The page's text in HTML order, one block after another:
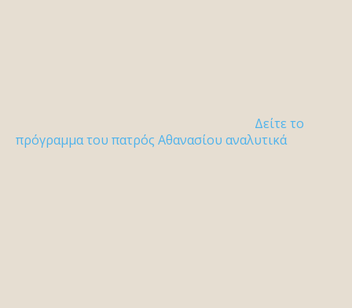
Δείτε το
πρόγραμμα του πατρός Αθανασίου αναλυτικά